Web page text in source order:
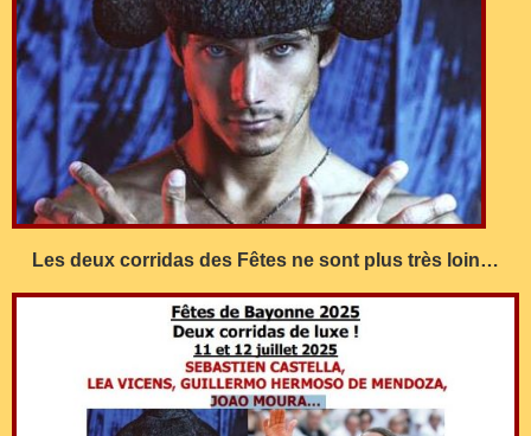
Les deux corridas des Fêtes ne sont plus très loin…